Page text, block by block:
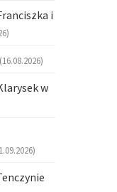
i
(16.08.2026)
w